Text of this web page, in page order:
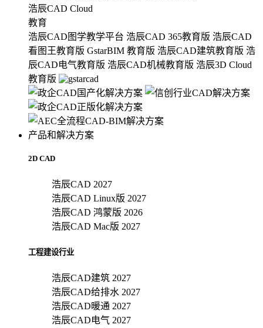
浩辰CAD Cloud
教育
浩辰CAD图学教学平台 浩辰CAD 365教育版 浩辰CAD
看图王教育版 GstarBIM 教育版 浩辰CAD建筑教育版 浩
辰CAD电气教育版 浩辰CAD机械教育版 浩辰3D Cloud
教育版
产品和解决方案
2D CAD
浩辰CAD 2027
浩辰CAD Linux版 2027
浩辰CAD 鸿蒙版 2026
浩辰CAD Mac版 2027
工程建设行业
浩辰CAD建筑 2027
浩辰CAD给排水 2027
浩辰CAD暖通 2027
浩辰CAD电气 2027